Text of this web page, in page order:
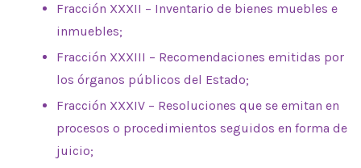
Fracción XXXII – Inventario de bienes muebles e
inmuebles;
Fracción XXXIII – Recomendaciones emitidas por
los órganos públicos del Estado;
Fracción XXXIV – Resoluciones que se emitan en
procesos o procedimientos seguidos en forma de
juicio;